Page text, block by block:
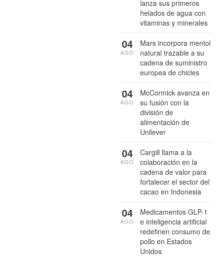
lanza sus primeros
helados de agua con
vitaminas y minerales
Mars incorpora mentol
natural trazable a su
cadena de suministro
europea de chicles
04
AGO
McCormick avanza en
su fusión con la
división de
alimentación de
Unilever
04
AGO
Cargill llama a la
colaboración en la
cadena de valor para
fortalecer el sector del
cacao en Indonesia
04
AGO
Medicamentos GLP-1
e inteligencia artificial
redefinen consumo de
pollo en Estados
Unidos
04
AGO